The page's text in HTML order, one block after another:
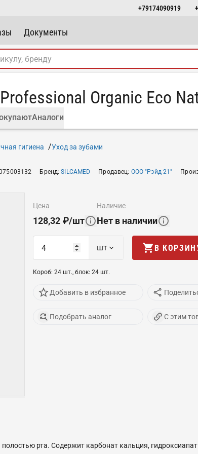
+79174090919
Документы
Organic Eco
Аналоги
гигиена Уход за зубами
Бренд:SILCAMED Продавец: ООО "Рэйд-21"
цена
128,32 ₽/шт
наличие
Нет в наличии
шт В
Короб: 24 шт., блок: 24 шт.
Добавить в избранное
Подобрать аналог С этим
рта. Содержит карбонат кальция,